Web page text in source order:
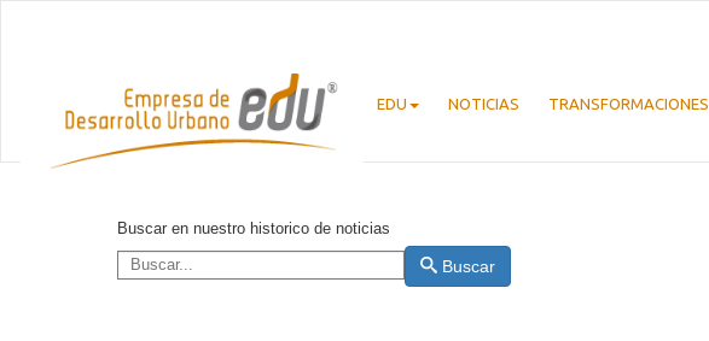
EDU NOTICIAS TRANSFORMACIONES
Buscar en nuestro historico de noticias
Buscar